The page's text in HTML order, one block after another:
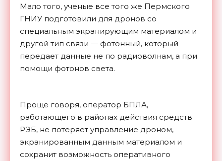
Мало того, ученые все того же Пермского
ГНИУ подготовили для дронов со
специальным экранирующим материалом и
другой тип связи — фотонный, который
передает данные не по радиоволнам, а при
помощи фотонов света.
Проще говоря, оператор БПЛА,
работающего в районах действия средств
РЭБ, не потеряет управление дроном,
экранированным данным материалом и
сохранит возможность оперативного